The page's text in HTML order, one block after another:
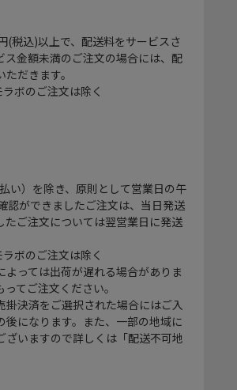
(税込)以上で、配送料をサービスさ
金額未満のご注文の場合には、配
だきます。
ボのご注文は除く
い）を除き、原則として営業日の午
認ができましたご注文は、当日発送
たご注文については翌営業日に発送
ボのご注文は除く
っては出荷が遅れる場合がありま
てご注文ください。
決済をご選択された場合にはご入
になります。また、一部の地域に
ざいますので詳しくは「配送不可地